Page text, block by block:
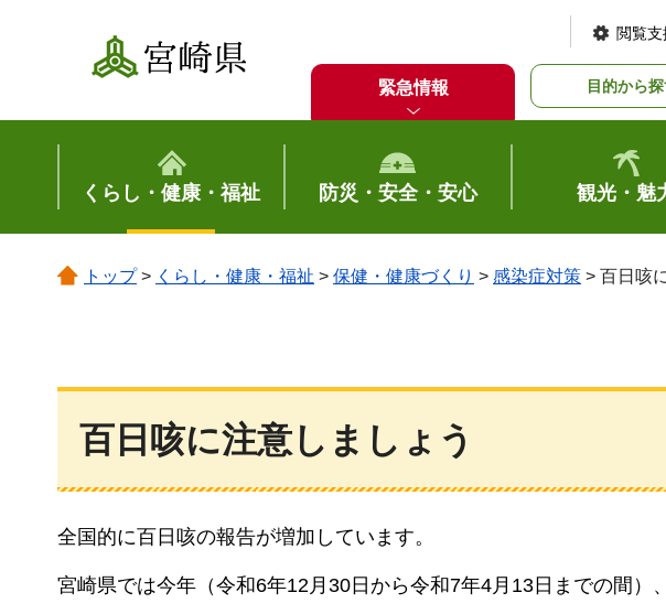
宮崎県
閲覧
緊急情報 目的から
くらし・健康・福祉 防災・安全・安心 観光・魅
トップ> くらし・健康・福祉 > 保健・健康づくり > 感染症対策 > 百日咳
百日咳に注意しましょう
全国的に百日咳の報告が増加しています。
宮崎県では今年（令和6年12月30日から令和7年4月13日までの間）、